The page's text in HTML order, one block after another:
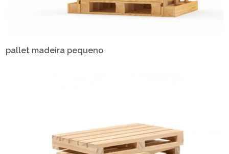
pallet madeira pequeno